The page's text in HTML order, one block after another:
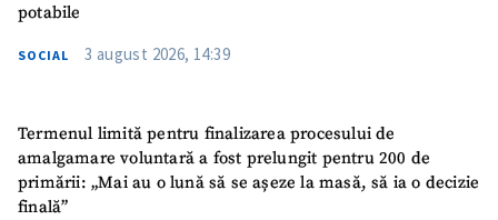
potabile
SOCIAL 3 august 2026, 14:39
Termenul limită pentru finalizarea procesului de
amalgamare voluntară a fost prelungit pentru 200 de
primării: „Mai au o lună să se așeze la masă, să ia o decizie
finală”